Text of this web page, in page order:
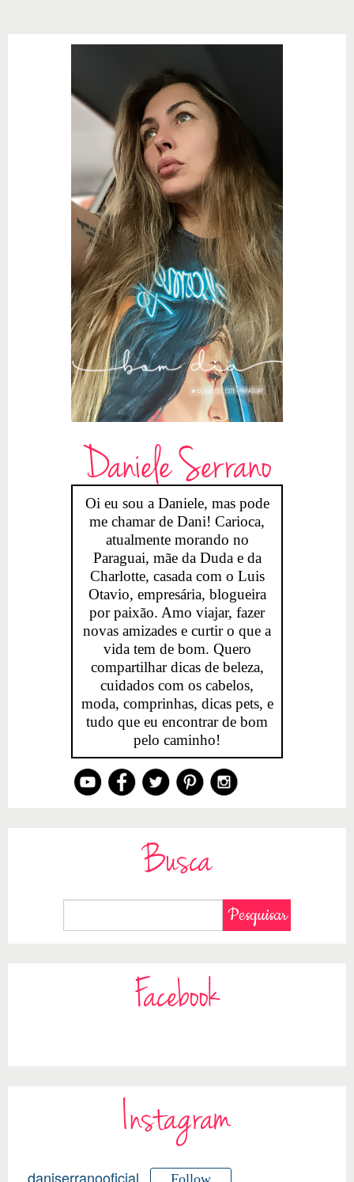
Daniele Serrano
Oi eu sou a Daniele, mas pode
me chamar de Dani! Carioca,
atualmente morando no
Paraguai, mãe da Duda e da
Charlotte, casada com o Luis
Otavio, empresária, blogueira
por paixão. Amo viajar, fazer
novas amizades e curtir o que a
vida tem de bom. Quero
compartilhar dicas de beleza,
cuidados com os cabelos,
moda, comprinhas, dicas pets, e
tudo que eu encontrar de bom
pelo caminho!
Busca
Facebook
Instagram
daniserranooficial Follow